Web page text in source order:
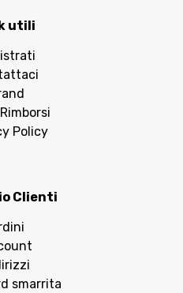
utili
Policy
Clienti
smarrita